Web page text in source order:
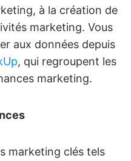
à la création de
marketing. Vous
aux données depuis
, qui regroupent les
marketing.
marketing clés tels